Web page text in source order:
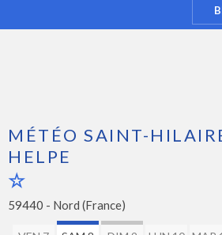
MÉTÉO SAINT-
HELPE
59440 - Nord (France)